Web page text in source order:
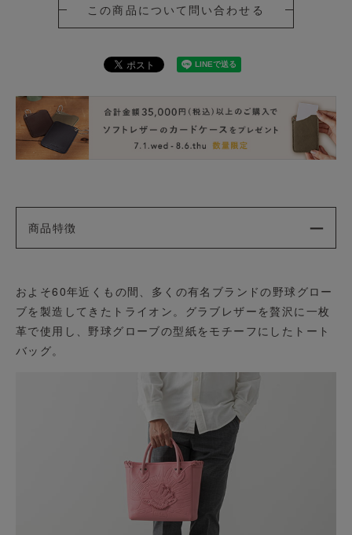
この商品について問い合わせる
商品特徴
およそ60年近くもの間、多くの有名ブランドの野球グロー
ブを製造してきたトライオン。グラブレザーを贅沢に一枚
革で使用し、野球グローブの型紙をモチーフにしたトート
バッグ。